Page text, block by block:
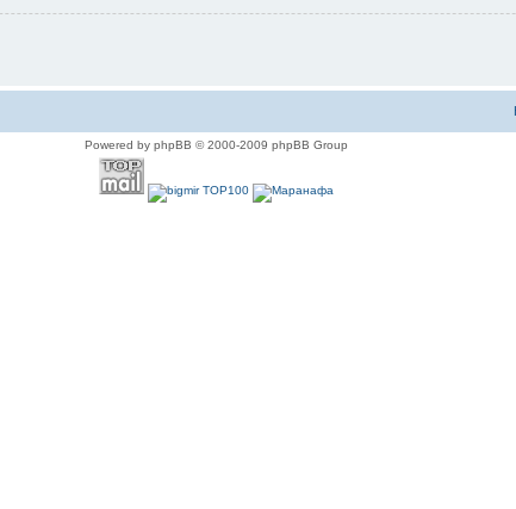
Powered by phpBB © 2000-2009 phpBB Group